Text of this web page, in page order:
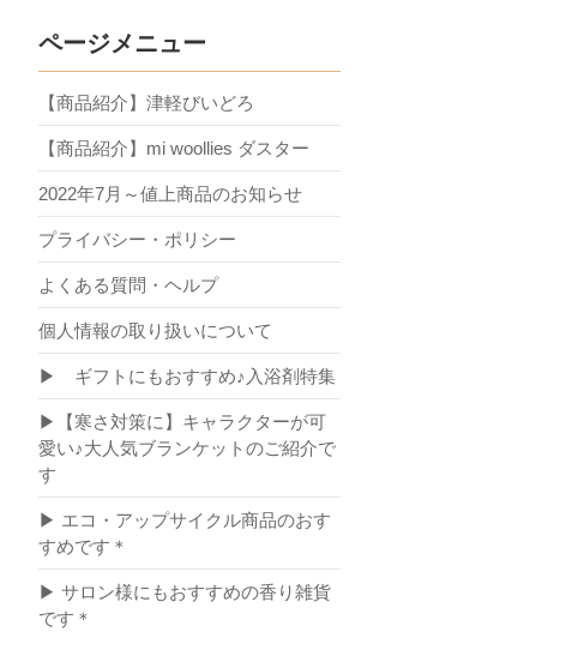
ページメニュー
【商品紹介】津軽びいどろ
【商品紹介】mi woollies ダスター
2022年7月～値上商品のお知らせ
プライバシー・ポリシー
よくある質問・ヘルプ
個人情報の取り扱いについて
▶ ギフトにもおすすめ♪入浴剤特集
▶【寒さ対策に】キャラクターが可
愛い♪大人気ブランケットのご紹介で
す
▶ エコ・アップサイクル商品のおす
すめです＊
▶ サロン様にもおすすめの香り雑貨
です＊